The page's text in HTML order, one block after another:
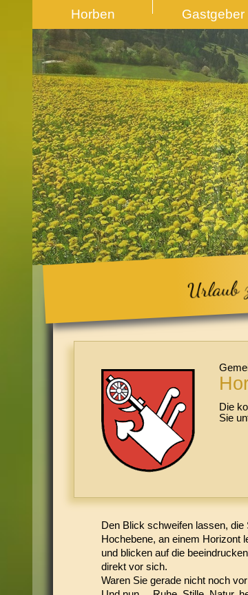
Horben Gastgeber
Urlaub
Die
Sie
Den Blick schweifen lassen,
Hochebene, an einem Horizont
und blicken auf die
direkt vor sich.
Waren Sie gerade nicht noch